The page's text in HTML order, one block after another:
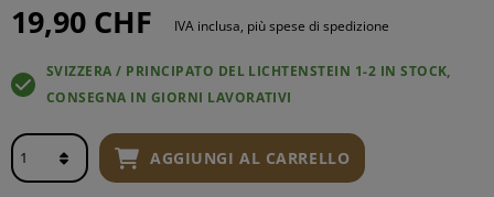
19,90 CHF IVA inclusa, più spese di spedizione
SVIZZERA / PRINCIPATO DEL LICHTENSTEIN 1-2 IN STOCK,
CONSEGNA IN GIORNI LAVORATIVI
AGGIUNGI AL CARRELLO